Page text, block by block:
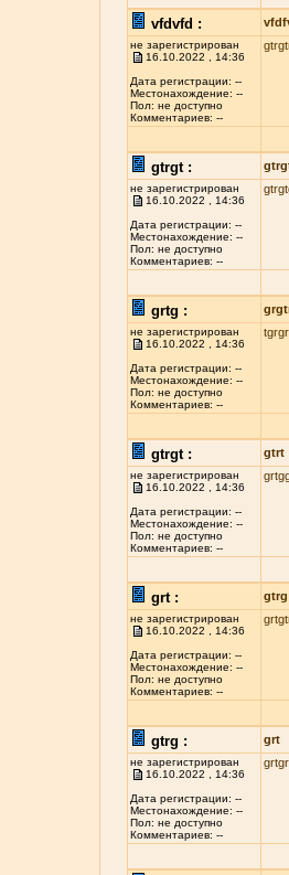
vfdvfd :
не зарегистрирован
16.10.2022 , 14:36
Дата регистрации: --
Местонахождение: --
Пол: не доступно
Комментариев: --
gtrgt :
не зарегистрирован
16.10.2022 , 14:36
Дата регистрации: --
Местонахождение: --
Пол: не доступно
Комментариев: --
grtg :
не зарегистрирован
16.10.2022 , 14:36
Дата регистрации: --
Местонахождение: --
Пол: не доступно
Комментариев: --
tgrgr
gtrgt : gtrt
не зарегистрирован
16.10.2022 , 14:36
Дата регистрации: --
Местонахождение: --
Пол: не доступно
Комментариев: --
grt : gtrg
не зарегистрирован
16.10.2022 , 14:36
Дата регистрации: --
Местонахождение: --
Пол: не доступно
Комментариев: --
gtrg : grt
не зарегистрирован
16.10.2022 , 14:36
Дата регистрации: --
Местонахождение: --
Пол: не доступно
Комментариев: --